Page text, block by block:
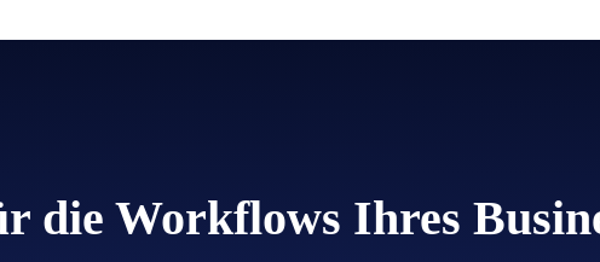
die Workflows Ihres